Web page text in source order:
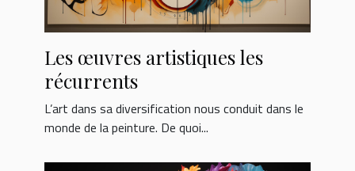
Les œuvres artistiques les
récurrents
L’art dans sa diversification nous conduit dans le
monde de la peinture. De quoi...